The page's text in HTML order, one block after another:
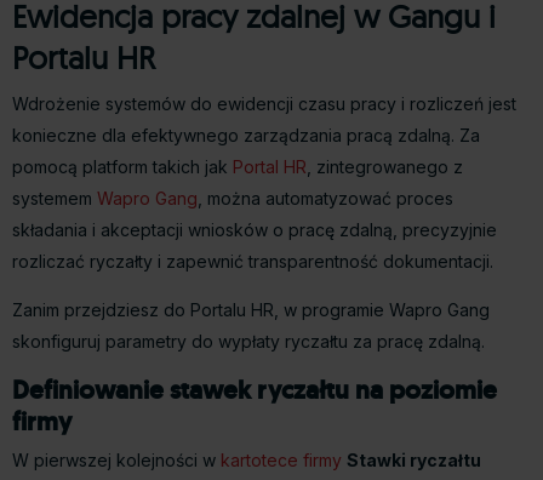
Ewidencja pracy zdalnej w Gangu i
Portalu HR
Wdrożenie systemów do ewidencji czasu pracy i rozliczeń jest
konieczne dla efektywnego zarządzania pracą zdalną. Za
pomocą platform takich jak Portal HR , zintegrowanego z
systemem Wapro Gang , można automatyzować proces
składania i akceptacji wniosków o pracę zdalną, precyzyjnie
rozliczać ryczałty i zapewnić transparentność dokumentacji.
Zanim przejdziesz do Portalu HR, w programie Wapro Gang
skonfiguruj parametry do wypłaty ryczałtu za pracę zdalną.
Definiowanie stawek ryczałtu na poziomie
firmy
W pierwszej kolejności w kartotece firmy Stawki ryczałtu